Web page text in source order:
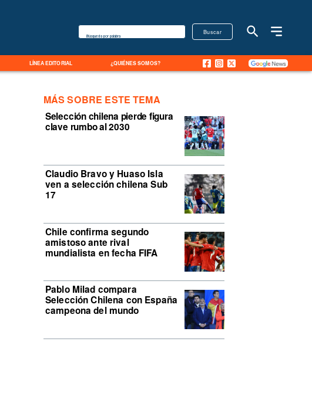
LÍNEA EDITORIAL ¿QUIÉNES SOMOS?
Buscar
Búsqueda por palabra
Selección chilena pierde figura
clave rumbo al 2030
Claudio Bravo y Huaso Isla
ven a selección chilena Sub
17
Chile confirma segundo
amistoso ante rival
mundialista en fecha FIFA
Pablo Milad compara
Selección Chilena con España
campeona del mundo
MÁS SOBRE ESTE TEMA